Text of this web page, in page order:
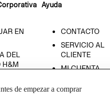
EN
DEL
H&M
Ayuda
CONTACTO
SERVICIO AL
CLIENTE
MI CUENTA
TIENDAS
de empezar a comprar